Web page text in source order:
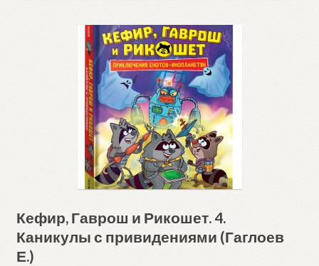
Кефир, Гаврош и Рикошет. 4.
Каникулы с привидениями (Гаглоев
Е.)